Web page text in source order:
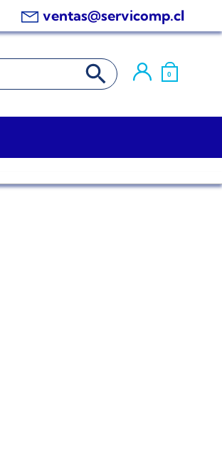
ventas@servicomp.cl
BOTÓN DE BÚSQUEDA
0